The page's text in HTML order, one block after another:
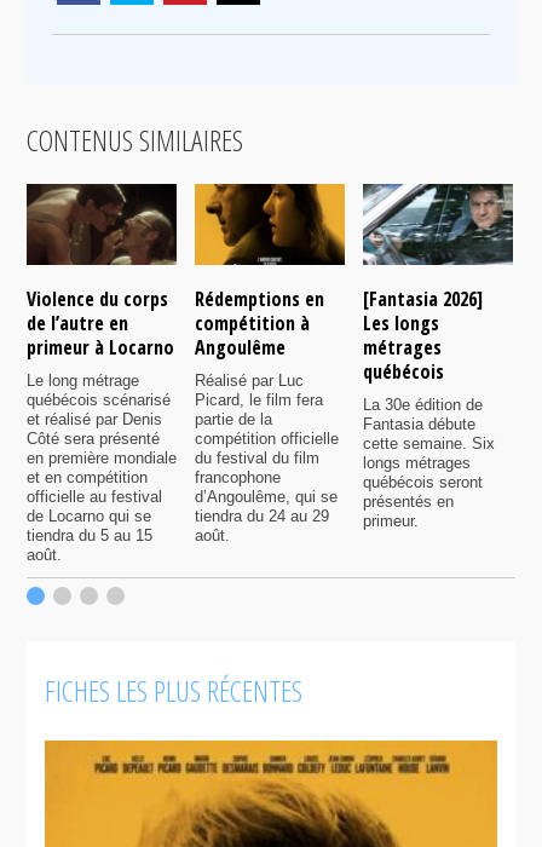
CONTENUS SIMILAIRES
Violence du corps
de l’autre en
primeur à Locarno
Le long métrage
québécois scénarisé
et réalisé par Denis
Côté sera présenté
en première mondiale
et en compétition
officielle au festival
de Locarno qui se
tiendra du 5 au 15
août.
Rédemptions en
compétition à
Angoulême
Réalisé par Luc
Picard, le film fera
partie de la
compétition officielle
du festival du film
francophone
d’Angoulême, qui se
tiendra du 24 au 29
août.
[Fantasia 2026]
Les longs
métrages
québécois
La 30e édition de
Fantasia débute
cette semaine. Six
longs métrages
québécois seront
présentés en
primeur.
FICHES LES PLUS RÉCENTES